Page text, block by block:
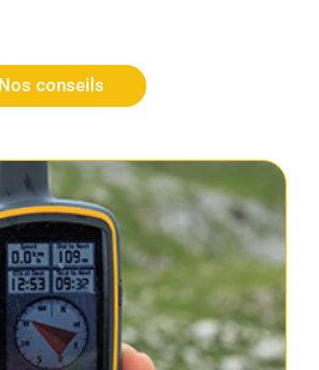
Nos conseils